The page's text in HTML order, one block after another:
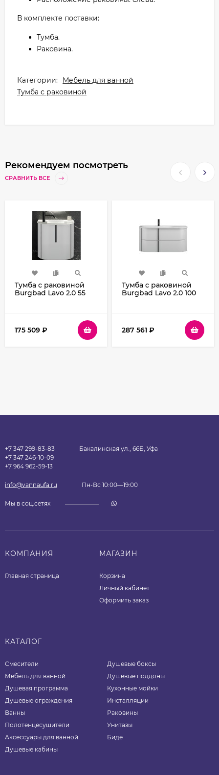
В комплекте поставки:
Тумба.
Раковина.
Категории:
Мебель для ванной
Тумба с раковиной
Рекомендуем посмотреть
СРАВНИТЬ ВСЕ
Тумба с раковиной
Burgbad Lavo 2.0 55
175 509 ₽
Тумба с раковиной
Burgbad Lavo 2.0 100
287 561 ₽
+7 347 299-83-83
+7 347 246-10-09
+7 964 962-59-13
Бакалинская ул., 66Б, Уфа
info@vannaufa.ru Пн-Вс 10:00—19:00
Мы в соц.сетях
КОМПАНИЯ
Главная страница
МАГАЗИН
Корзина
Личный кабинет
Оформить заказ
КАТАЛОГ
Смесители
Мебель для ванной
Душевая программа
Душевые ограждения
Ванны
Полотенцесушители
Аксессуары для ванной
Душевые кабины
Душевые боксы
Душевые поддоны
Кухонные мойки
Инсталляции
Раковины
Унитазы
Биде